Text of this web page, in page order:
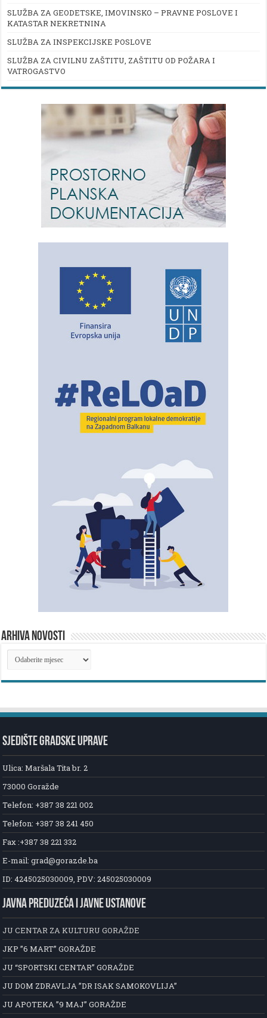
SLUŽBA ZA GEODETSKE, IMOVINSKO – PRAVNE POSLOVE I
KATASTAR NEKRETNINA
SLUŽBA ZA INSPEKCIJSKE POSLOVE
SLUŽBA ZA CIVILNU ZAŠTITU, ZAŠTITU OD POŽARA I
VATROGASTVO
ARHIVA NOVOSTI
ARHIVA
NOVOSTI
SJEDIŠTE GRADSKE UPRAVE
Ulica: Maršala Tita br. 2
73000 Goražde
Telefon: +387 38 221 002
Telefon: +387 38 241 450
Fax :+387 38 221 332
E-mail: grad@gorazde.ba
ID: 4245025030009, PDV: 245025030009
JAVNA PREDUZEĆA I JAVNE USTANOVE
JU CENTAR ZA KULTURU GORAŽDE
JKP ”6 MART” GORAŽDE
JU “SPORTSKI CENTAR” GORAŽDE
JU DOM ZDRAVLJA ”DR ISAK SAMOKOVLIJA”
JU APOTEKA ”9 MAJ” GORAŽDE